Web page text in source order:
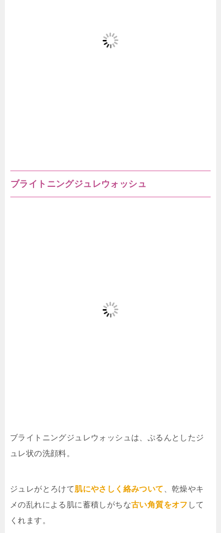
ブライトニングジュレウォッシュ
ブライトニングジュレウォッシュは、ぷるんとしたジ
ュレ状の洗顔料。
ジュレがとろけて肌にやさしく絡みついて 、乾燥やキ
メの乱れによる肌に蓄積しがちな古い角質をオフ して
くれます。